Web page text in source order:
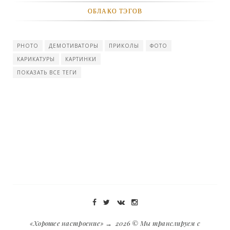
-- Люблю давать советы и очень не люблю, когда их дают мне.
ОБЛАКО ТЭГОВ
PHOTO ДЕМОТИВАТОРЫ ПРИКОЛЫ
ФОТО
КАРИКАТУРЫ
КАРТИНКИ
ПОКАЗАТЬ ВСЕ ТЕГИ
«Хорошее настроение» → 2026 © Мы транслируем с